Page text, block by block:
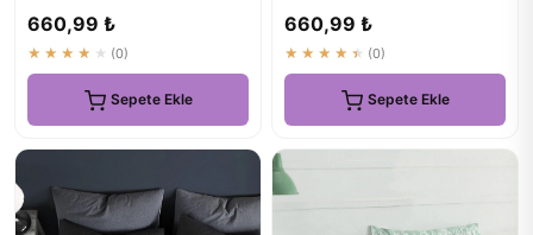
660,99 ₺
★★★★★ (0)
Sepete Ekle
660,99 ₺
★★★★★ (0)
Sepete Ekle